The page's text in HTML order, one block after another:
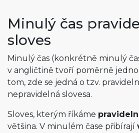
Minulý čas
sloves
Minulý čas (konkrétně minulý
v angličtině tvoří poměrně
tom, zde se jedná o tzv.
nepravidelná slovesa.
Sloves, kterým říkáme
většina. V minulém čase přibírají